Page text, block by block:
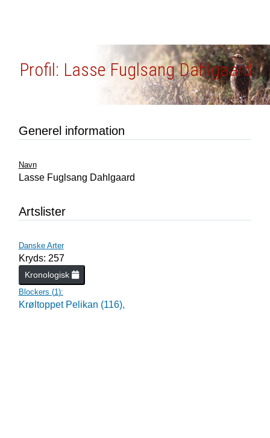
Profil: Lasse Fuglsang Dahlgaard
Generel information
Navn
Lasse Fuglsang Dahlgaard
Artslister
Danske Arter
Kryds: 257
Kronologisk
Blockers (1):
Krøltoppet Pelikan (116),